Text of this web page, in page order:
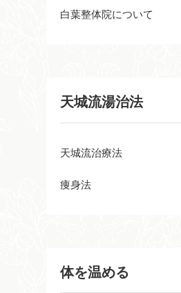
白葉整体院について
天城流湯治法
天城流治療法
痩身法
体を温める